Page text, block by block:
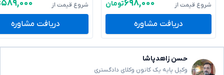
شروع قیمت از ۶۹۸,۰۰۰تومان
دریافت مشاوره
شروع قیمت از ۵۸۹,۰۰۰
دریافت مشاوره
حسن زاهدپاشا
وکیل پایه یک کانون وکلای دادگستری